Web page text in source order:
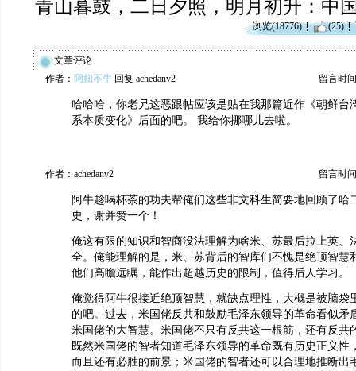
青山暮鼓，二日夕照，明月初升：中
浏览(18776) (25)
文章评论
作者： 阿妞不牛 回复 achedanv2 留言时
哈哈哈，你老兄这恶跟帖应该是贴在我那篇近作《朝鲜台
系本质变化》后面的吧。 我给你挪哪儿去啦。
作者：achedanv2 留言时
阿牛趁喝杯茶的功夫帮俺们这些非文科生简要地回顾了哈
史，谢并赞一个！
俺这有限的知识和智商没法理解为啥米、苏最后拉上英、
全。俺能理解的是，米、苏背后的智库们不愧是绝顶智慧
他们高瞻远瞩，能作出超越历史的限制，值得后人学习。
俺觉得阿牛很接近绝顶智慧，就缺点理性，大概是被脑袋
的吧。过去，米国佬反共和鼓励毛泽东领导的革命看似矛
米国佬的大智慧。米国佬不只有反共这一根筋，还有反共
既然米国佬的智者知道毛泽东领导的革命既有历史正义性
而且还有必胜的前景；米国佬的智者还可以合理地推断出